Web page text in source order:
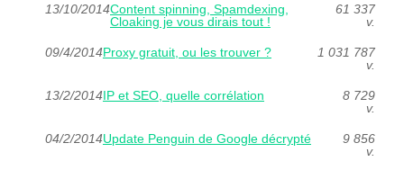
13/10/2014Content spinning, Spamdexing,
Cloaking je vous dirais tout !
61 337
v.
09/4/2014Proxy gratuit, ou les trouver ?
1 031 787
v.
13/2/2014IP et SEO, quelle corrélation
8 729
v.
04/2/2014Update Penguin de Google décrypté
9 856
v.